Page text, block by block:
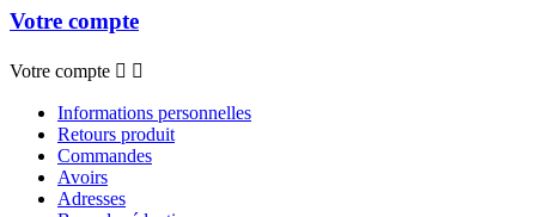
Votre compte
Votre compte  
Informations personnelles
Retours produit
Commandes
Avoirs
Adresses